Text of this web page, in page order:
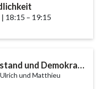
| 18:15 accessibility.time_to
– 19:15
Statistik, Wohlstand und Demokratie
und Matthieu